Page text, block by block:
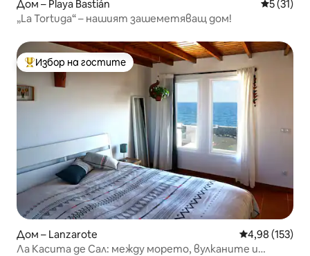
Дом – Playa Bastián Средна
5 (31)
„La Tortuga“ – нашият зашеметяващ дом!
Най-популярен избор на гостите
Избор на гостите
Дом – Lanzarote Средна
4,98 (153)
Ла Касита де Сал: между морето, вулканите и